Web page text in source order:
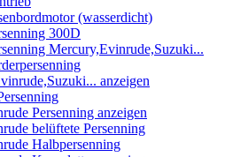
(wasserdicht)
300D
Mercury,Evinrude,Suzuki...
anzeigen
Persenning anzeigen
belüftete Persenning
Halbpersenning